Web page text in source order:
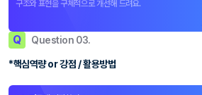
구조와 표현을 구체적으로 개선해 드려요.
Q Question 03.
*핵심역량 or 강점 / 활용방법